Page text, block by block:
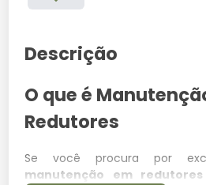
Descrição
O que é
Redutores
Se você procura por
manutenção em redutores